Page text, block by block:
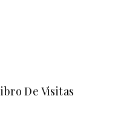
De Visitas